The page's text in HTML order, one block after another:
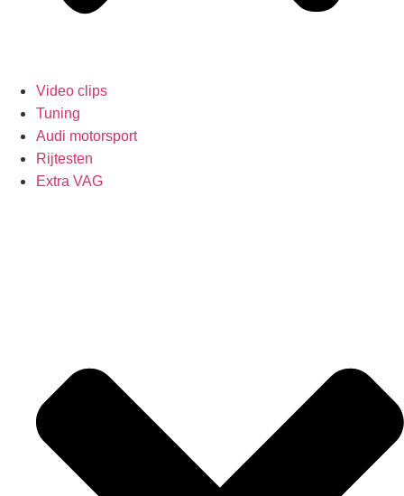
Video clips
Tuning
Audi motorsport
Rijtesten
Extra VAG